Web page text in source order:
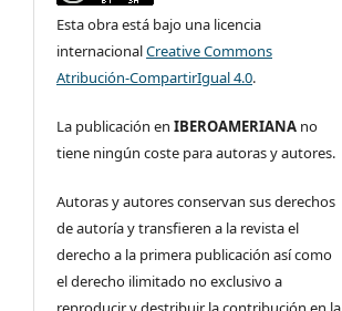
Esta obra está bajo una licencia
internacionalCreative Commons
Atribución-CompartirIgual 4.0.
La publicación enIBEROAMERIANA no
tiene ningún coste para autoras y autores.
Autoras y autores conservan sus derechos
de autoría y transfieren a la revista el
derecho a la primera publicación así como
el derecho ilimitado no exclusivo a